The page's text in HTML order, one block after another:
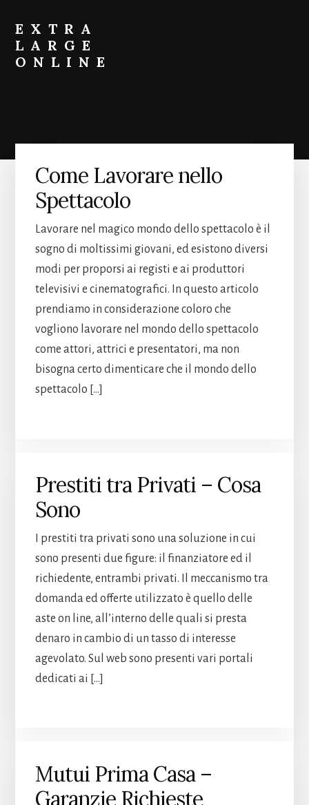
primary
sidebar
content
EXTRA
LARGE
ONLINE
Portafoglio
Come Lavorare nello
Spettacolo
Lavorare nel magico mondo dello spettacolo è il
sogno di moltissimi giovani, ed esistono diversi
modi per proporsi ai registi e ai produttori
televisivi e cinematografici. In questo articolo
prendiamo in considerazione coloro che
vogliono lavorare nel mondo dello spettacolo
come attori, attrici e presentatori, ma non
bisogna certo dimenticare che il mondo dello
spettacolo […]
Prestiti tra Privati – Cosa
Sono
I prestiti tra privati sono una soluzione in cui
sono presenti due figure: il finanziatore ed il
richiedente, entrambi privati. Il meccanismo tra
domanda ed offerte utilizzato è quello delle
aste on line, all’interno delle quali si presta
denaro in cambio di un tasso di interesse
agevolato. Sul web sono presenti vari portali
dedicati ai […]
Mutui Prima Casa –
Garanzie Richieste